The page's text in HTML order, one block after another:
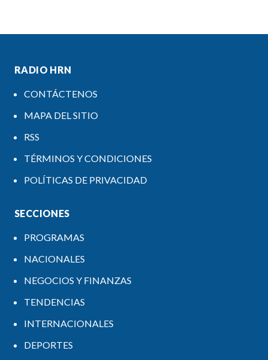
RADIO HRN
CONTÁCTENOS
MAPA DEL SITIO
RSS
TÉRMINOS Y CONDICIONES
POLÍTICAS DE PRIVACIDAD
SECCIONES
PROGRAMAS
NACIONALES
NEGOCIOS Y FINANZAS
TENDENCIAS
INTERNACIONALES
DEPORTES